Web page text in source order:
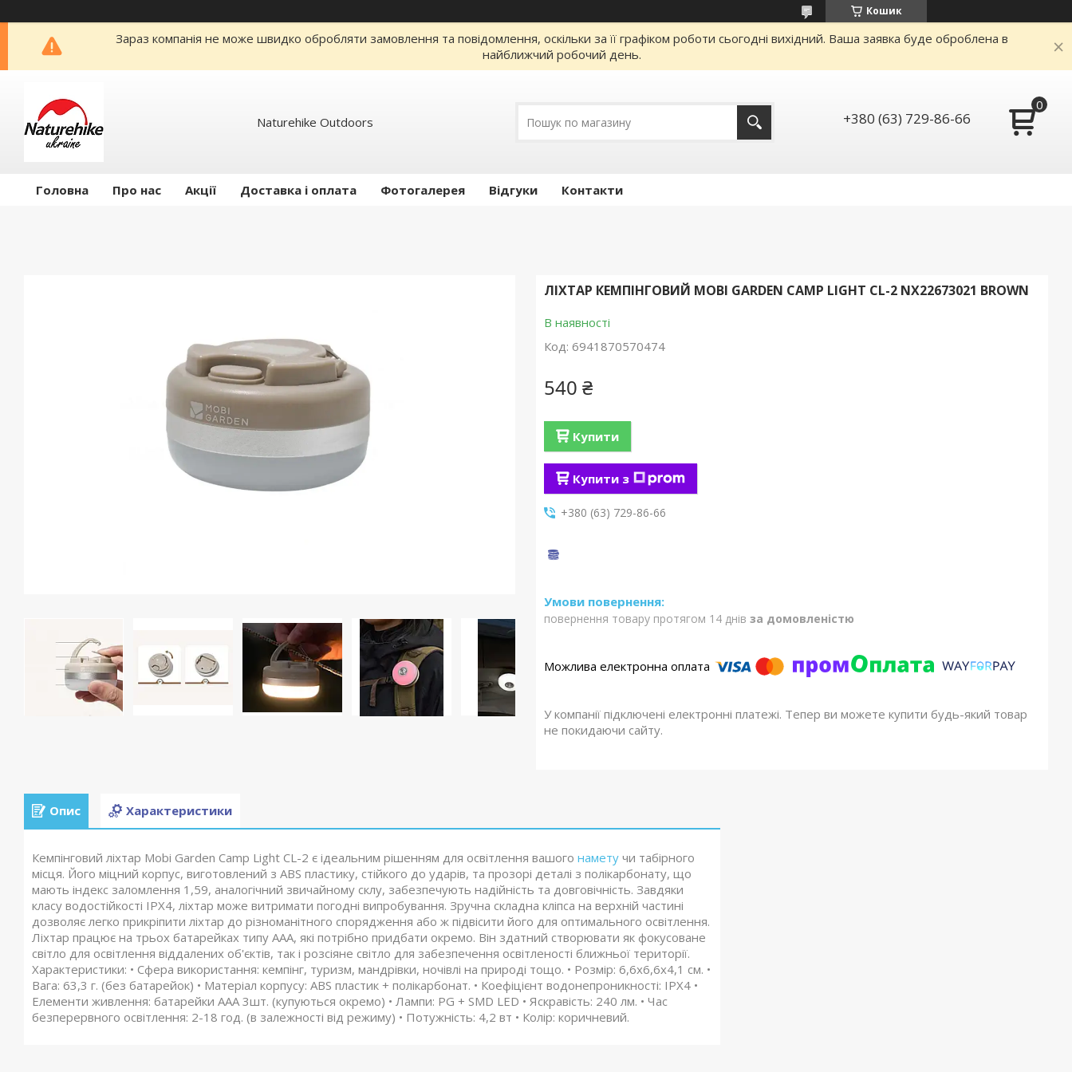
Кошик
Зараз компанія не може швидко обробляти замовлення та повідомлення, оскільки за її графіком роботи сьогодні вихідний. Ваша заявка буде оброблена в
найближчий робочий день.
Naturehike Outdoors +380 (63) 729-86-66
Головна Про нас Акції Доставка і оплата Фотогалерея Відгуки Контакти
ЛІХТАР КЕМПІНГОВИЙ MOBI GARDEN CAMP LIGHT CL-2 NX22673021 BROWN
В наявності
Код: 6941870570474
540 ₴
Купити
Купити з
+380 (63) 729-86-66
повернення товару протягом 14 днів за домовленістю
У компанії підключені електронні платежі. Тепер ви можете купити будь-який товар
не покидаючи сайту.
Опис Характеристики
Кемпінговий ліхтар Mobi Garden Camp Light CL-2 є ідеальним рішенням для освітлення вашого намету чи табірного
місця. Його міцний корпус, виготовлений з ABS пластику, стійкого до ударів, та прозорі деталі з полікарбонату, що
мають індекс заломлення 1,59, аналогічний звичайному склу, забезпечують надійність та довговічність. Завдяки
класу водостійкості IPX4, ліхтар може витримати погодні випробування. Зручна складна кліпса на верхній частині
дозволяє легко прикріпити ліхтар до різноманітного спорядження або ж підвісити його для оптимального освітлення.
Ліхтар працює на трьох батарейках типу ААА, які потрібно придбати окремо. Він здатний створювати як фокусоване
світло для освітлення віддалених об'єктів, так і розсіяне світло для забезпечення освітленості ближньої території.
Характеристики: • Сфера використання: кемпінг, туризм, мандрівки, ночівлі на природі тощо. • Розмір: 6,6х6,6х4,1 см. •
Вага: 63,3 г. (без батарейок) • Матеріал корпусу: ABS пластик + полікарбонат. • Коефіцієнт водонепроникності: IPX4 •
Елементи живлення: батарейки ААА 3шт. (купуються окремо) • Лампи: PG + SMD LED • Яскравість: 240 лм. • Час
безперервного освітлення: 2-18 год. (в залежності від режиму) • Потужність: 4,2 вт • Колір: коричневий.